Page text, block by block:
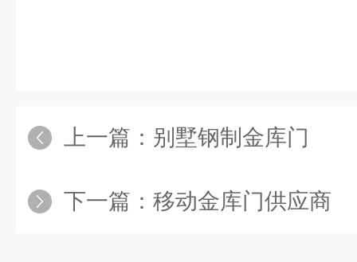
上一篇： 别墅钢制金库门
下一篇： 移动金库门供应商